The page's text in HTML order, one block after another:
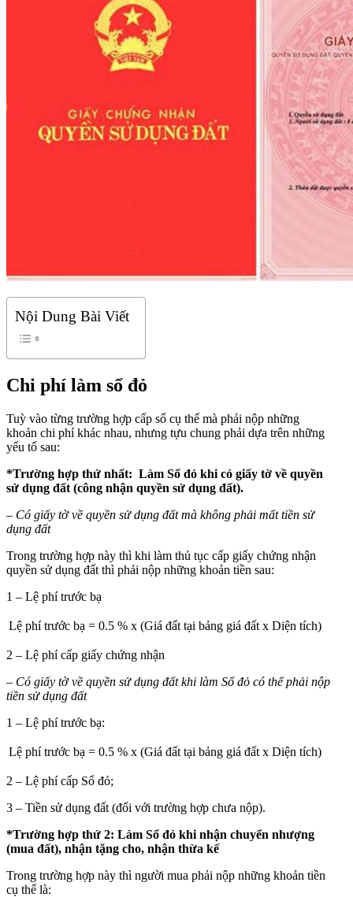
Nội Dung Bài Viết
Chi phí làm sổ đỏ
Tuỳ vào từng trường hợp cấp sổ cụ thể mà phải nộp những
khoản chi phí khác nhau, nhưng tựu chung phải dựa trên những
yếu tố sau:
*Trường hợp thứ nhất: Làm Sổ đỏ khi có giấy tờ về quyền
sử dụng đất (công nhận quyền sử dụng đất).
– Có giấy tờ về quyền sử dụng đất mà không phải mất tiền sử
dụng đất
Trong trường hợp này thì khi làm thủ tục cấp giấy chứng nhận
quyền sử dụng đất thì phải nộp những khoản tiền sau:
1 – Lệ phí trước bạ
Lệ phí trước bạ = 0.5 % x (Giá đất tại bảng giá đất x Diện tích)
2 – Lệ phí cấp giấy chứng nhận
– Có giấy tờ về quyền sử dụng đất khi làm Sổ đỏ có thể phải nộp
tiền sử dụng đất
1 – Lệ phí trước bạ:
Lệ phí trước bạ = 0.5 % x (Giá đất tại bảng giá đất x Diện tích)
2 – Lệ phí cấp Sổ đỏ;
3 – Tiền sử dụng đất (đối với trường hợp chưa nộp).
*Trường hợp thứ 2: Làm Sổ đỏ khi nhận chuyển nhượng
(mua đất), nhận tặng cho, nhận thừa kế
Trong trường hợp này thì người mua phải nộp những khoản tiền
cụ thể là: